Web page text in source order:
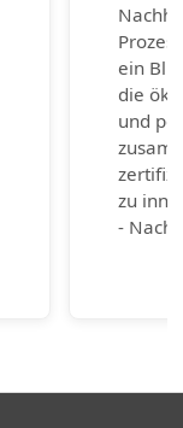
ein
die
und
zu
-